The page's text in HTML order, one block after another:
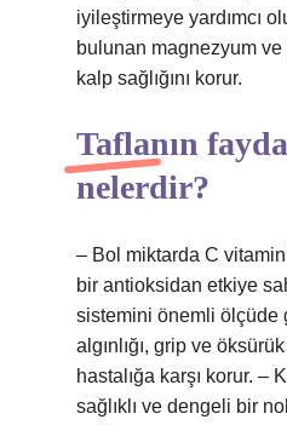
iyileştirmeye yardımcı
bulunan magnezyum
kalp sağlığını korur.
Taflanın
nelerdir?
– Bol miktarda C
bir antioksidan etkiye
sistemini önemli ölçüde
algınlığı, grip ve
hastalığa karşı korur. –
sağlıklı ve dengeli bir